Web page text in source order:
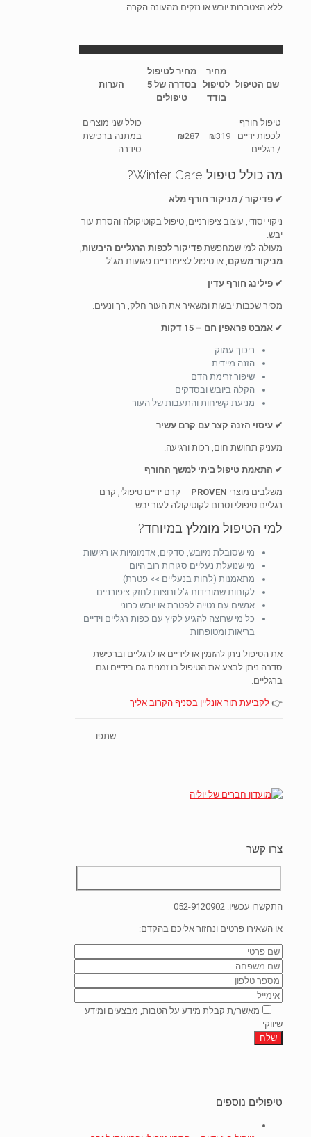
ללא הצטברות יובש או נזקים מהעונה הקרה.
שם הטיפול
מחיר
לטיפול
בודד
מחיר לטיפול
בסדרה של 5
טיפולים
הערות
טיפול חורף
לכפות ידיים
/ רגליים
₪319
₪287
כולל שני מוצרים
במתנה ברכישת
סידרה
מה כולל טיפול Winter Care?
✔ פדיקור / מניקור חורף מלא
ניקוי יסודי, עיצוב ציפורניים, טיפול בקוטיקולה והסרת עור
יבש.
מעולה למי שמחפשת פדיקור לכפות הרגליים היבשות
מניקור משקם , או טיפול לציפורניים פגועות מג’ל.
✔ פילינג חורף עדין
מסיר שכבות יבשות ומשאיר את העור חלק, רך ונעים.
✔ אמבט פראפין חם – 15 דקות
ריכוך עמוק
הזנה מיידית
שיפור זרימת הדם
הקלה ביובש ובסדקים
מניעת קשיחות והתעבות של העור
✔ עיסוי הזנה קצר עם קרם עשיר
מעניק תחושת חום, רכות ורגיעה.
✔ התאמת טיפול ביתי למשך החורף
משלבים מוצרי PROVEN – קרם ידיים טיפולי, קרם
רגליים טיפולי וסרום לקוטיקולה לעור יבש.
למי הטיפול מומלץ במיוחד?
מי שסובלת מיובש, סדקים, אדמומיות או רגישות
מי שנועלת נעליים סגורות רוב היום
מתאמנות (לחות בנעליים >> פטרת)
לקוחות שמורידות ג’ל ורוצות לחזק ציפורניים
אנשים עם נטייה לפטרת או יובש כרוני
כל מי שרוצה להגיע לקיץ עם כפות רגליים וידיים
בריאות ומטופחות
את הטיפול ניתן להזמין או לידיים או לרגליים וברכישת
סדרה ניתן לבצע את הטיפול בו זמנית גם בידיים וגם
ברגליים.
👉 לקביעת תור אונליין בסניף הקרוב אליך
שתפו
צרו קשר
התקשרו עכשיו: 052-9120902
או השאירו פרטים ונחזור אליכם בהקדם:
מאשר/ת קבלת מידע על הטבות, מבצעים ומידע
שיווקי
טיפולים נוספים